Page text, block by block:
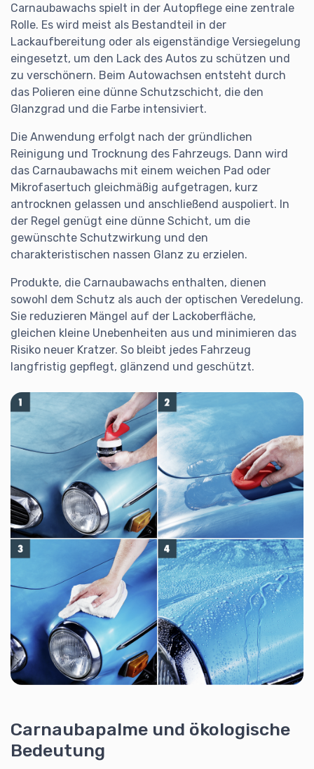
Carnaubawachs spielt in der Autopflege eine zentrale
Rolle. Es wird meist als Bestandteil in der
Lackaufbereitung oder als eigenständige Versiegelung
eingesetzt, um den Lack des Autos zu schützen und
zu verschönern. Beim Autowachsen entsteht durch
das Polieren eine dünne Schutzschicht, die den
Glanzgrad und die Farbe intensiviert.
Die Anwendung erfolgt nach der gründlichen
Reinigung und Trocknung des Fahrzeugs. Dann wird
das Carnaubawachs mit einem weichen Pad oder
Mikrofasertuch gleichmäßig aufgetragen, kurz
antrocknen gelassen und anschließend auspoliert. In
der Regel genügt eine dünne Schicht, um die
gewünschte Schutzwirkung und den
charakteristischen nassen Glanz zu erzielen.
Produkte, die Carnaubawachs enthalten, dienen
sowohl dem Schutz als auch der optischen Veredelung.
Sie reduzieren Mängel auf der Lackoberfläche,
gleichen kleine Unebenheiten aus und minimieren das
Risiko neuer Kratzer. So bleibt jedes Fahrzeug
langfristig gepflegt, glänzend und geschützt.
Carnaubapalme und ökologische
Bedeutung